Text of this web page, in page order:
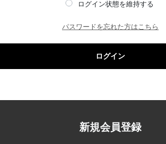
ログイン状態を維持する
パスワードを忘れた方はこちら
ログイン
新規会員登録